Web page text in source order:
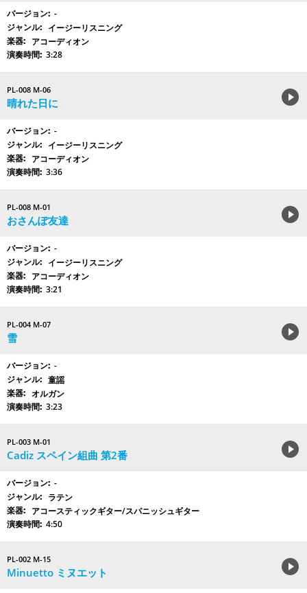
-
イージーリスニング
アコーディオン
3:28
PL-008 M-06
晴れた日に
-
イージーリスニング
アコーディオン
3:36
PL-008 M-01
おさんぽ友達
-
イージーリスニング
アコーディオン
3:21
PL-004 M-07
雪
-
童謡
オルガン
3:23
PL-003 M-01
Cadiz スペイン組曲 第2番
-
ラテン
アコースティックギター/スパニッシュギター
4:50
PL-002 M-15
Minuetto ミヌエット